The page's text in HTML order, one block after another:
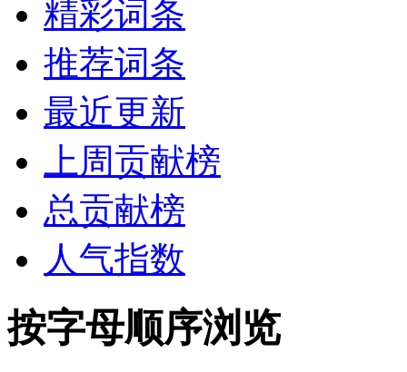
精彩词条
推荐词条
最近更新
上周贡献榜
总贡献榜
人气指数
按字母顺序浏览